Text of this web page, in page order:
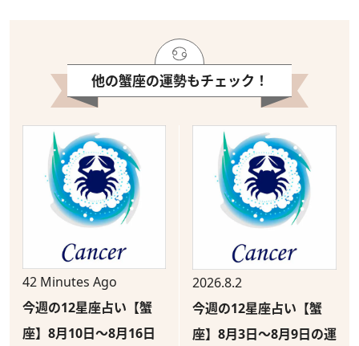
他の蟹座の運勢もチェック！
42 Minutes Ago
今週の12星座占い【蟹
座】8月10日～8月16日
2026.8.2
今週の12星座占い【蟹
座】8月3日～8月9日の運